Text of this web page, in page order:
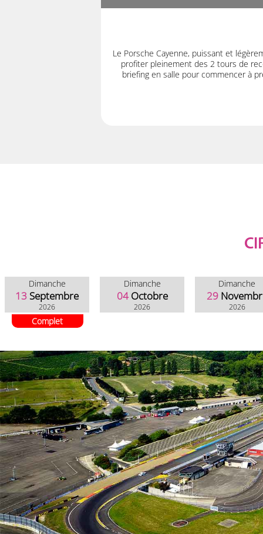
Le Porsche Cayenne, puissant et
profiter pleinement des 2 tours de
briefing en salle pour commencer à
Dimanche
13 Septembre
2026
Complet
Dimanche
04Octobre
2026
Dimanche
29
2026